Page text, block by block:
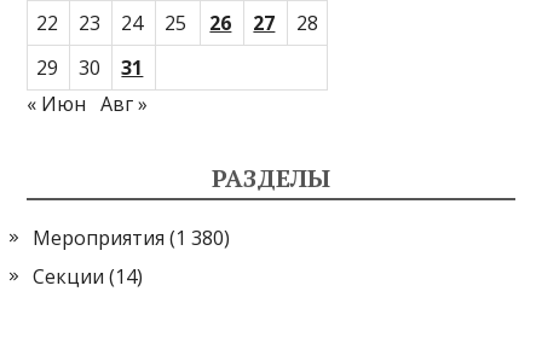
22
23 24 25 26 27
28
29
30
31
« Июн
Авг »
РАЗДЕЛЫ
Мероприятия (1 380)
Секции (14)